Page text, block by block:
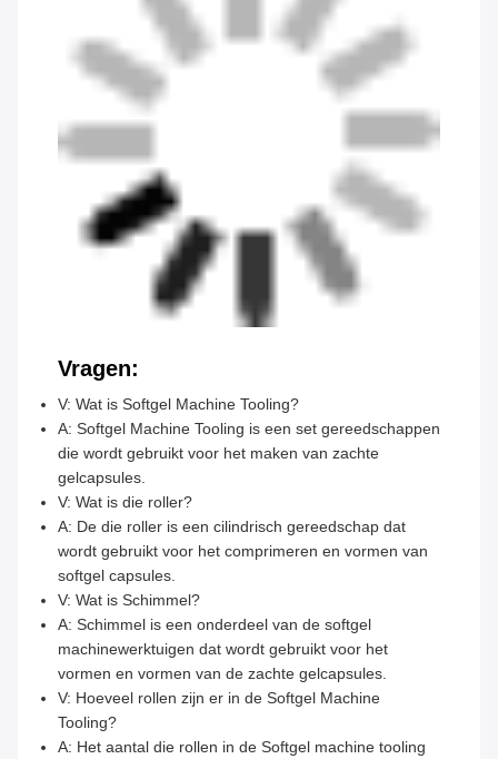
Vragen:
V: Wat is Softgel Machine Tooling?
A: Softgel Machine Tooling is een set gereedschappen
die wordt gebruikt voor het maken van zachte
gelcapsules.
V: Wat is die roller?
A: De die roller is een cilindrisch gereedschap dat
wordt gebruikt voor het comprimeren en vormen van
softgel capsules.
V: Wat is Schimmel?
A: Schimmel is een onderdeel van de softgel
machinewerktuigen dat wordt gebruikt voor het
vormen en vormen van de zachte gelcapsules.
V: Hoeveel rollen zijn er in de Softgel Machine
Tooling?
A: Het aantal die rollen in de Softgel machine tooling